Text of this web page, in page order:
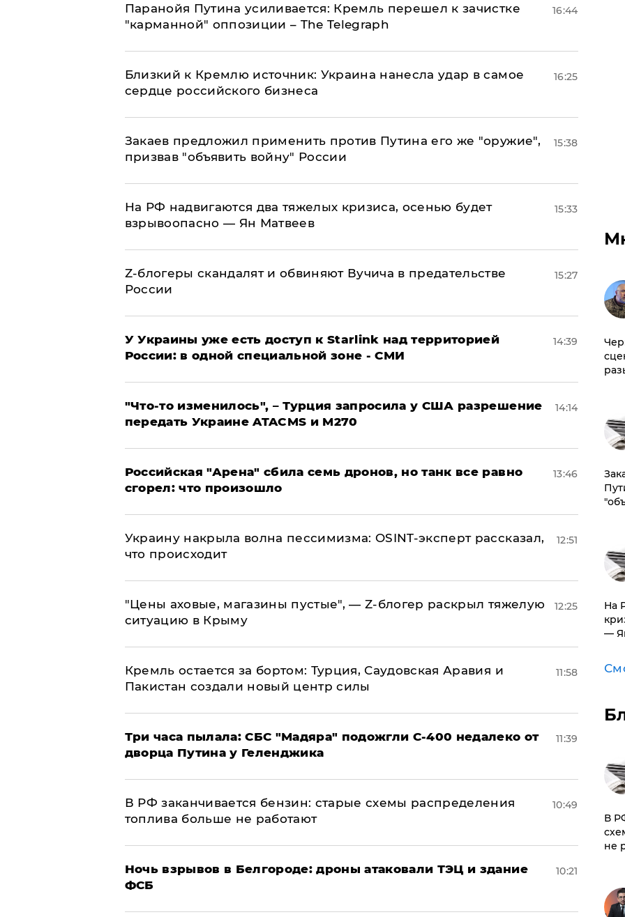
Паранойя Путина усиливается: Кремль перешел к зачистке
"карманной" оппозиции – The Telegraph
16:44
Близкий к Кремлю источник: Украина нанесла удар в самое
сердце российского бизнеса
16:25
Закаев предложил применить против Путина его же "оружие",
призвав "объявить войну" России
15:38
На РФ надвигаются два тяжелых кризиса, осенью будет
взрывоопасно — Ян Матвеев
15:33
Z-блогеры скандалят и обвиняют Вучича в предательстве
России
15:27
У Украины уже есть доступ к Starlink над территорией
России: в одной специальной зоне - СМИ
14:39
​"Что-то изменилось", – Турция запросила у США разрешение
передать Украине ATACMS и M270
14:14
​Российская "Арена" сбила семь дронов, но танк все равно
сгорел: что произошло
13:46
​Украину накрыла волна пессимизма: OSINT-эксперт рассказал,
что происходит
12:51
​"Цены аховые, магазины пустые", — Z-блогер раскрыл тяжелую
ситуацию в Крыму
12:25
​Кремль остается за бортом: Турция, Саудовская Аравия и
Пакистан создали новый центр силы
11:58
Три часа пылала: СБС "Мадяра" подожгли С-400 недалеко от
дворца Путина у Геленджика
11:39
​В РФ заканчивается бензин: старые схемы распределения
топлива больше не работают
10:49
​Ночь взрывов в Белгороде: дроны атаковали ТЭЦ и здание
ФСБ
10:21
На
—
​В
не